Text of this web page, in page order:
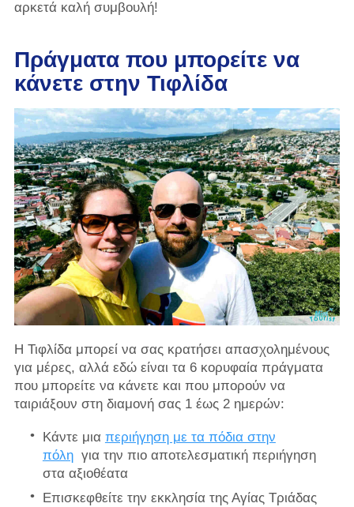
αρκετά καλή συμβουλή!
Πράγματα που μπορείτε να
κάνετε στην Τιφλίδα
Η Τιφλίδα μπορεί να σας κρατήσει απασχολημένους
για μέρες, αλλά εδώ είναι τα 6 κορυφαία πράγματα
που μπορείτε να κάνετε και που μπορούν να
ταιριάξουν στη διαμονή σας 1 έως 2 ημερών:
Κάντε μια περιήγηση με τα πόδια στην
πόληγια την πιο αποτελεσματική περιήγηση
στα αξιοθέατα
Επισκεφθείτε την εκκλησία της Αγίας Τριάδας